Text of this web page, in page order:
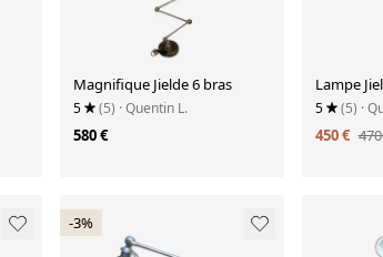
Magnifique Jielde 6 bras
5 (5) · Quentin L.
580 €
Lampe
5 (5) ·
450 €
-3%